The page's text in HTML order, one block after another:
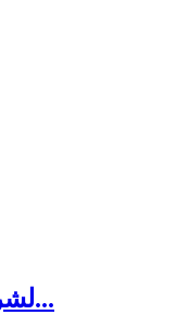
مبرمجة RT809F لشرائح لوحات...